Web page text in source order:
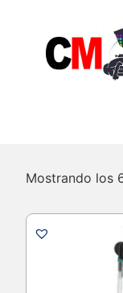
Mostrando los